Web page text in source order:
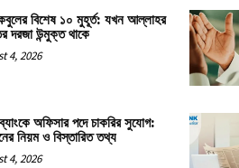
বিশেষ ১০ মুহূর্ত: যখন আল্লাহর
দরজা উন্মুক্ত থাকে
4, 2026
অফিসার পদে চাকরির সুযোগ:
নিয়ম ও বিস্তারিত তথ্য
4, 2026